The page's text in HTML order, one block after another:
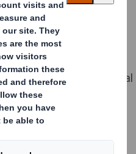
vraag naar het
Een
vanvolledig
sommige slecht te
, waardoor er minder afval
wordt
het bedrijfsleven en
Hieraan moet
wat dan weer